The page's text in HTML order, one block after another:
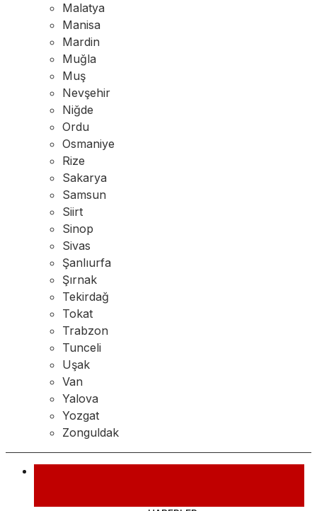
Malatya
Manisa
Mardin
Muğla
Muş
Nevşehir
Niğde
Ordu
Osmaniye
Rize
Sakarya
Samsun
Siirt
Sinop
Sivas
Şanlıurfa
Şırnak
Tekirdağ
Tokat
Trabzon
Tunceli
Uşak
Van
Yalova
Yozgat
Zonguldak